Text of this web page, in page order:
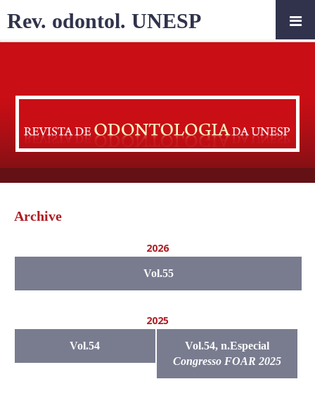
Archive
2026
Vol.55
2025
Vol.54
Vol.54, n.Especial
Congresso FOAR 2025
Rev. odontol. UNESP